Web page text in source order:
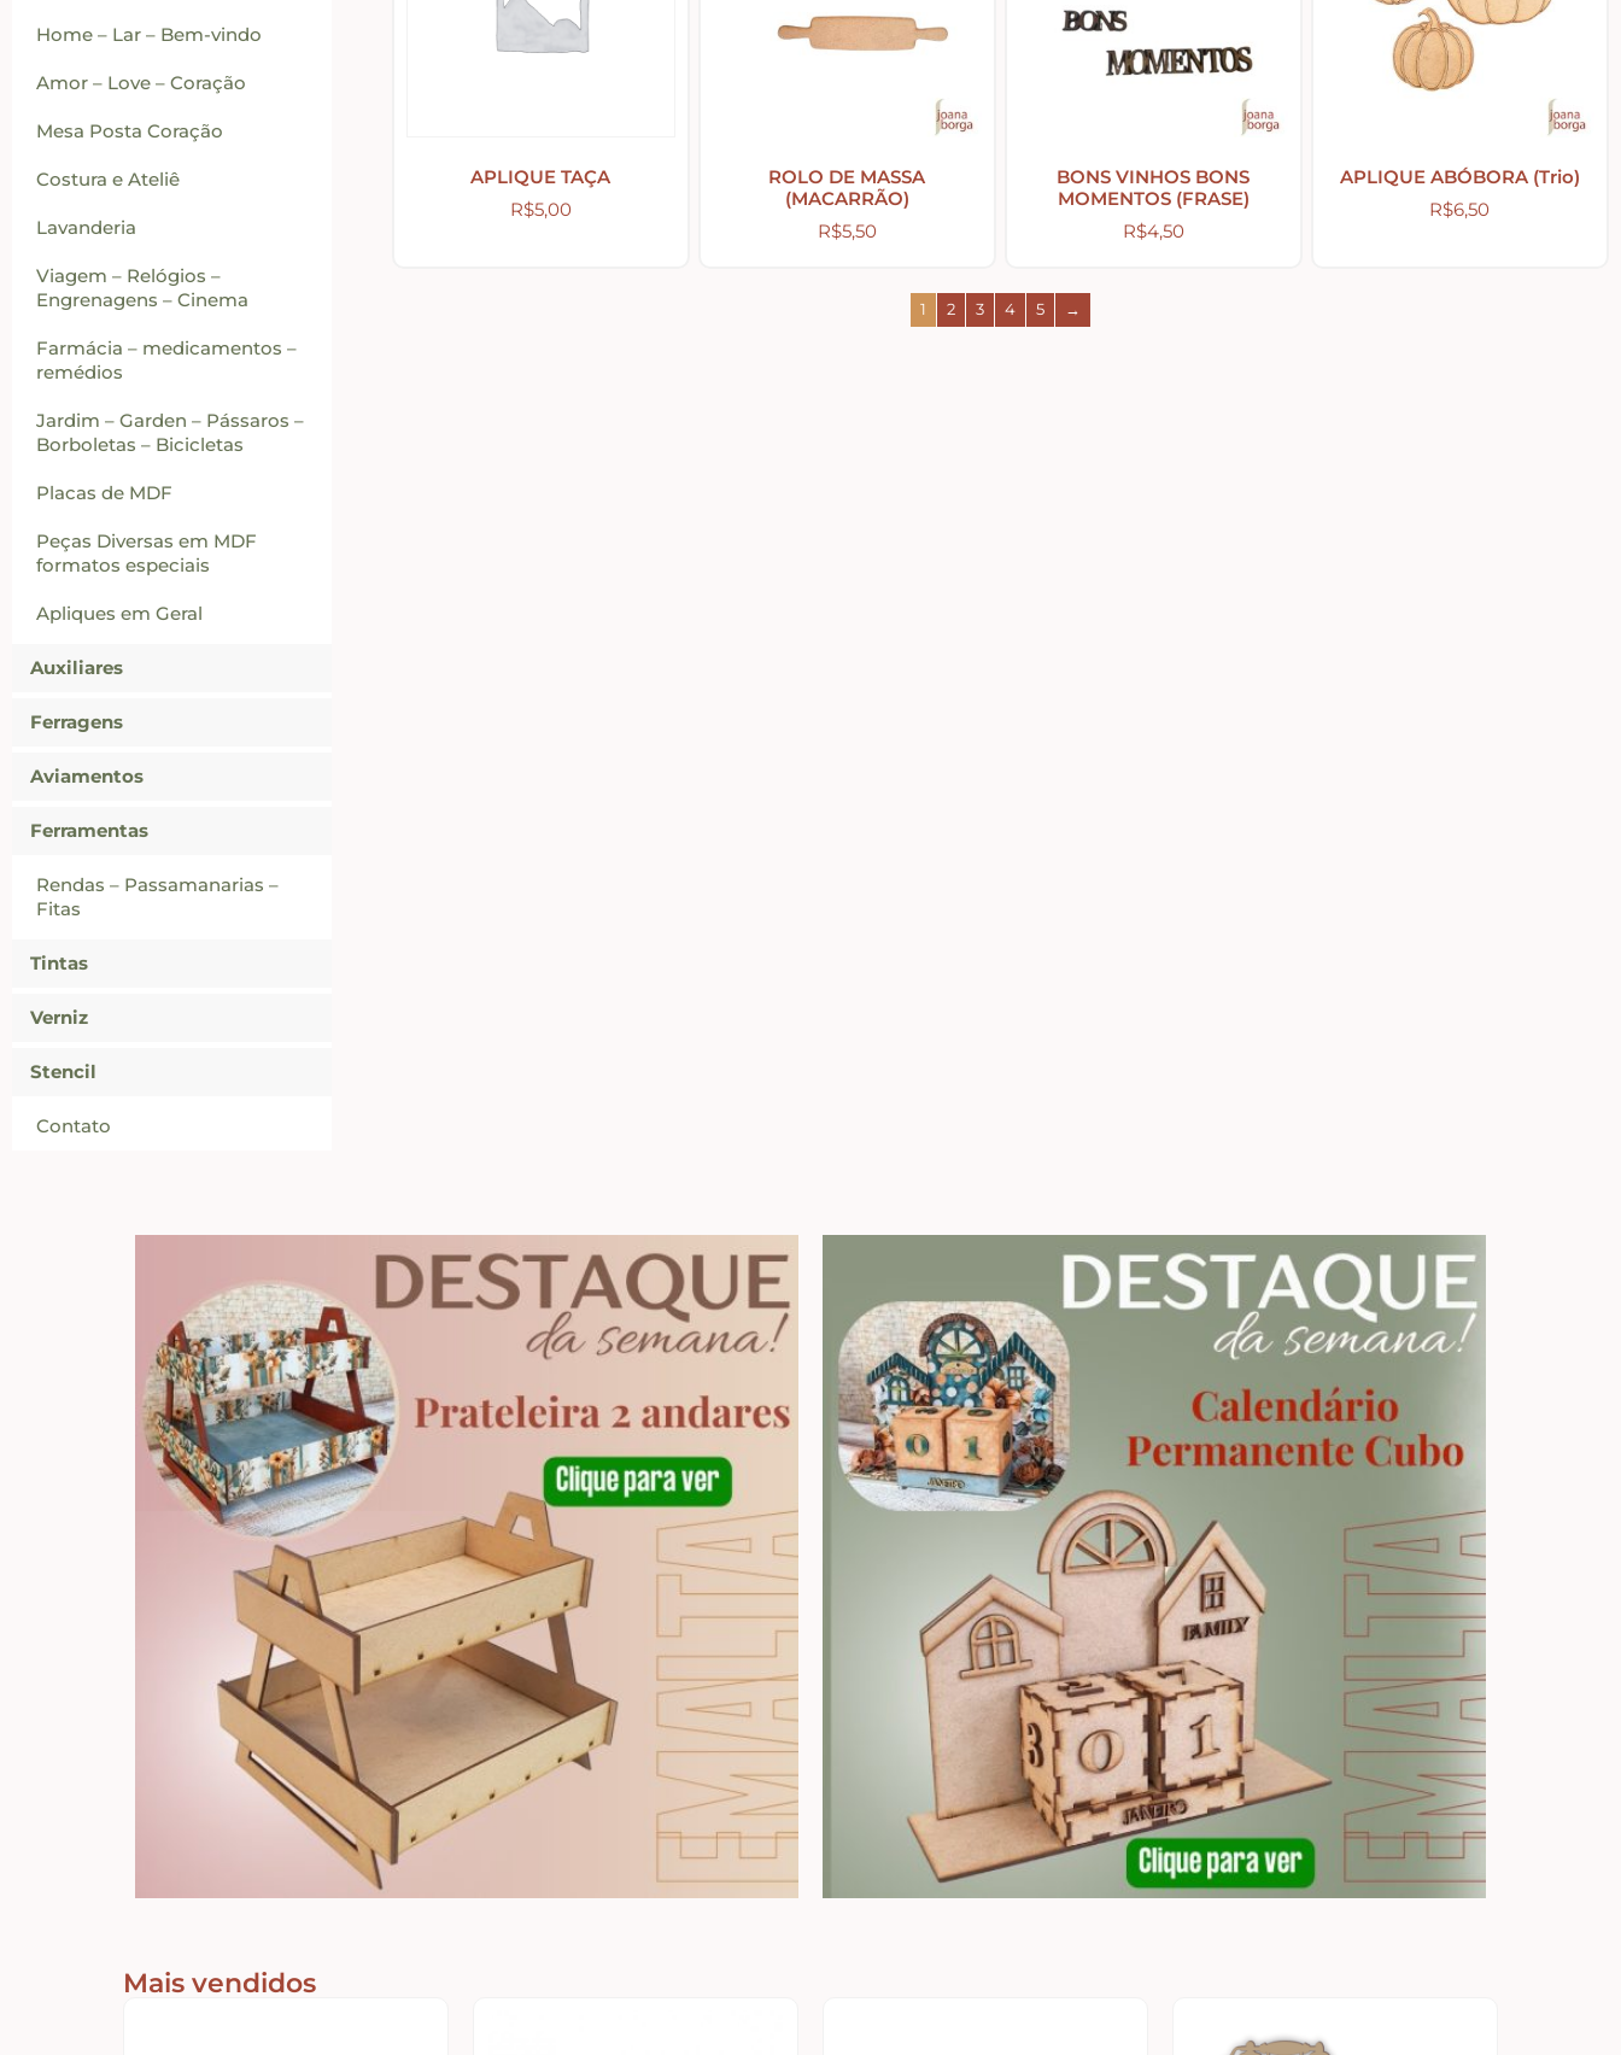
Home – Lar – Bem-vindo
Amor – Love – Coração
Mesa Posta Coração
Costura e Ateliê
Lavanderia
Viagem – Relógios –
Engrenagens – Cinema
Farmácia – medicamentos –
remédios
Jardim – Garden – Pássaros –
Borboletas – Bicicletas
Placas de MDF
Peças Diversas em MDF
formatos especiais
Apliques em Geral
Auxiliares
Ferragens
Aviamentos
Ferramentas
Rendas – Passamanarias –
Fitas
Tintas
Verniz
Stencil
Contato
APLIQUE TAÇA
R$5,00
ROLO DE MASSA
(MACARRÃO)
R$5,50
BONS VINHOS BONS
MOMENTOS (FRASE)
R$4,50
APLIQUE ABÓBORA (Trio)
R$6,50
1 2 3 4 5 →
Mais vendidos